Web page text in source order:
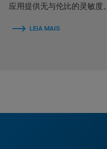
应用提供无与伦比的灵敏度。
LEIA MAIS